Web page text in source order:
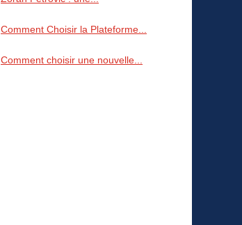
Comment Choisir la Plateforme...
Comment choisir une nouvelle...